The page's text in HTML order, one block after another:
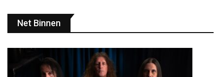
Net Binnen